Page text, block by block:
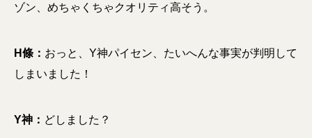
ゾン、めちゃくちゃクオリティ高そう。
H條： おっと、Y神パイセン、たいへんな事実が判明して
しまいました！
Y神： どしました？